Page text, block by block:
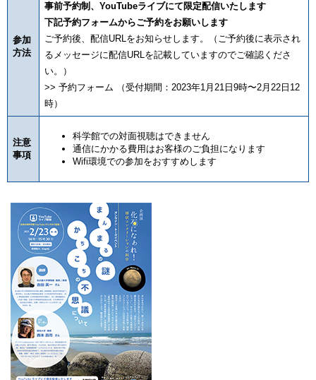
参加
方法
事前予約制、YouTubeライブにて限定配信いたします
下記予約フォームからご予約をお願いします
ご予約後、配信URLをお知らせします。（ご予約後に表示され
るメッセージに配信URLを記載していますのでご確認くださ
い。）
>> 予約フォーム （受付期間：2023年1月21日9時〜2月22日12
時）
注意
事項
科学館での対面視聴はできません
通信にかかる費用はお客様のご負担になります
Wifi環境での参加をおすすめします